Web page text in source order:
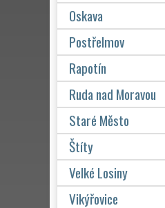
Oskava
Postřelmov
Rapotín
Ruda nad Moravou
Staré Město
Štíty
Velké Losiny
Vikýřovice